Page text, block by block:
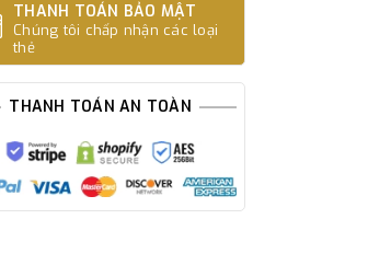
THANH TOÁN BẢO MẬT
Chúng tôi chấp nhận các loại
thẻ
THANH TOÁN AN TOÀN